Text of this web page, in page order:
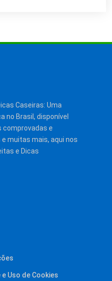
Caseiras: Uma
no Brasil, disponível
comprovadas e
muitas mais, aqui nos
e Dicas
Uso de Cookies